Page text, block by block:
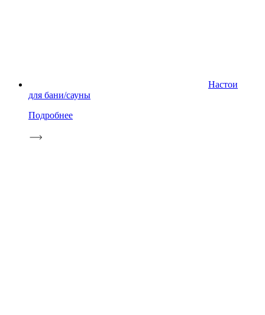
Настои
для бани/сауны
Подробнее